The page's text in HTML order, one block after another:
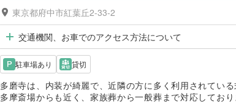
東京都府中市紅葉丘2-33-2
交通機関、お車でのアクセス方法について
駐車場あり 貸切
多磨寺は、内装が綺麗で、近隣の方に多く利用されてい
多摩斎場からも近く、家族葬から一般葬まで対応しており